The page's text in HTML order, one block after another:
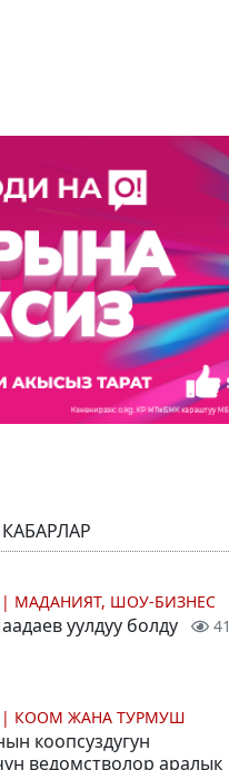
| МАДАНИЯТ, ШОУ-БИЗНЕС
уулдуу болду
41
| КООМ ЖАНА ТУРМУШ
коопсуздугун
ведомстволор аралык